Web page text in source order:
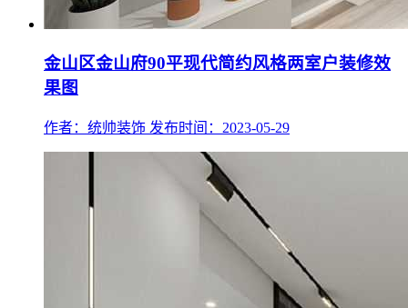
金山区金山府90平现代简约风格两室户装修效
果图
作者：统帅装饰 发布时间：2023-05-29